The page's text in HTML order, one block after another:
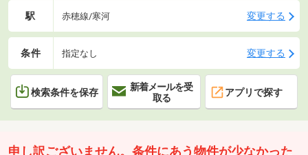
駅 赤穂線/寒河 変更する
条件 指定なし 変更する
検索条件を保存
新着メールを受
取る
アプリで探す
申し訳ございません。条件にあう物件が少なかった